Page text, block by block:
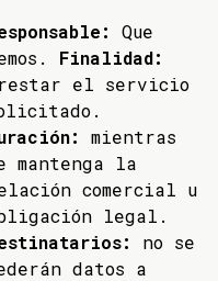
Que
Finalidad:
el servicio
mientras
mantenga la
comercial u
legal.
no se
datos a